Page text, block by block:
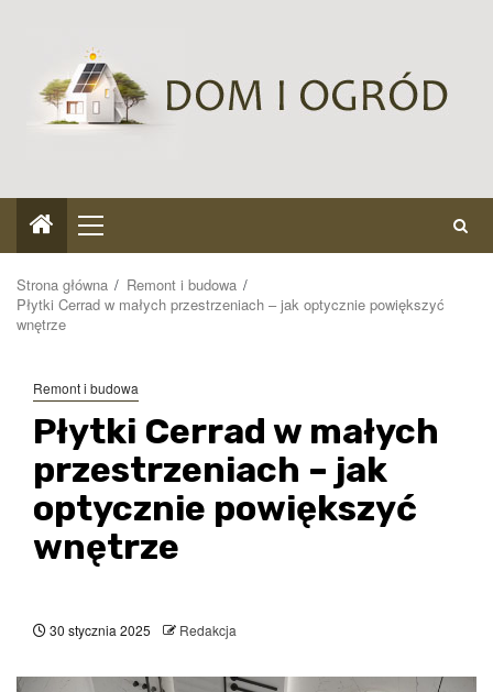
Menu
główne
Strona główna
Remont i budowa
Płytki Cerrad w małych przestrzeniach – jak optycznie powiększyć
wnętrze
Remont i budowa
Płytki Cerrad w małych
przestrzeniach – jak
optycznie powiększyć
wnętrze
30 stycznia 2025 Redakcja